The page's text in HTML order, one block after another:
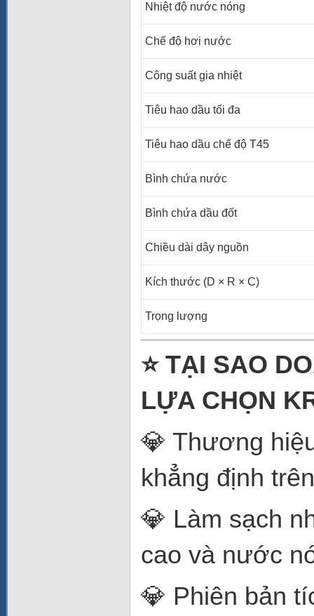
Nhiệt độ nước nóng
Chế độ hơi nước
Công suất gia nhiệt
Tiêu hao dầu tối đa
Tiêu hao dầu chế độ T45
Bình chứa nước
Bình chứa dầu đốt
Chiều dài dây nguồn
Kích thước (D × R × C)
Trọng lượng
⭐ TẠI SAO
LỰA CHỌN
💎 Thương
khẳng định
💎 Làm sạch
cao và nước
💎 Phiên bản